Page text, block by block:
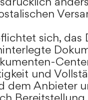
sich, das
und
dem Anbieter